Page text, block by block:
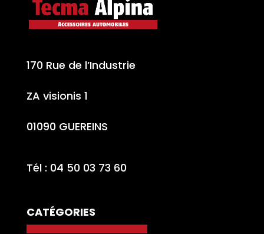
170 Rue de l’Industrie
ZA visionis 1
01090 GUEREINS
Tél : 04 50 03 73 60
CATÉGORIES